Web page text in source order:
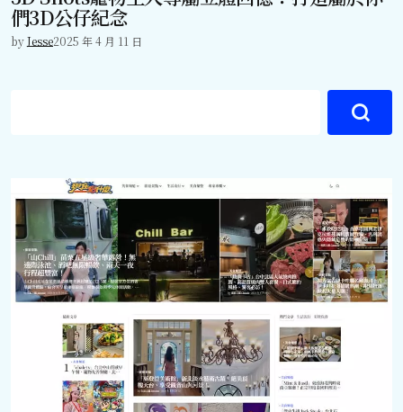
們3D公仔紀念
byJesse2025 年 4 月 11 日